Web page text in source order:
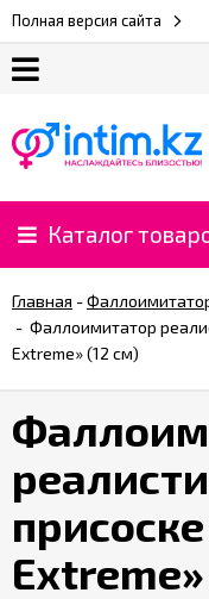
Полная версия сайта
нас
Доставка
и
⚡
Рассрочка
%
CashBack
%
Партнерам
Каталог
Главная -
- Фаллоимитатор
Extreme» (12 см)